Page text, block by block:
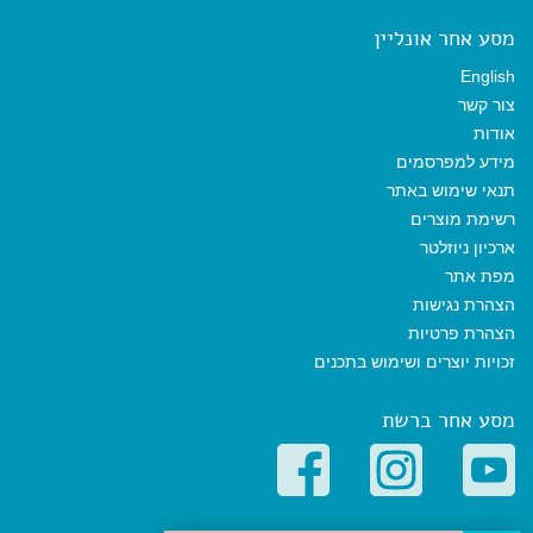
מסע אחר אונליין
English
צור קשר
אודות
מידע למפרסמים
תנאי שימוש באתר
רשימת מוצרים
ארכיון ניוזלטר
מפת אתר
הצהרת נגישות
הצהרת פרטיות
זכויות יוצרים ושימוש בתכנים
מסע אחר ברשת